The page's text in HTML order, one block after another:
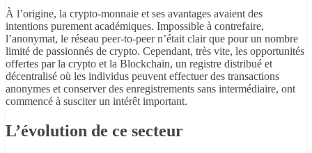
À l’origine, la crypto-monnaie et ses avantages avaient des
intentions purement académiques. Impossible à contrefaire,
l’anonymat, le réseau peer-to-peer n’était clair que pour un nombre
limité de passionnés de crypto. Cependant, très vite, les opportunités
offertes par la crypto et la Blockchain, un registre distribué et
décentralisé où les individus peuvent effectuer des transactions
anonymes et conserver des enregistrements sans intermédiaire, ont
commencé à susciter un intérêt important.
L’évolution de ce secteur